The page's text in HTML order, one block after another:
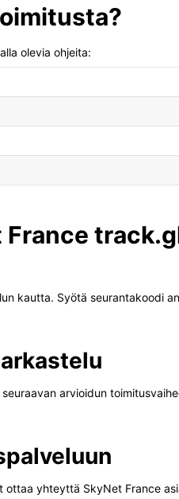
olevia ohjeita:
kautta. Syötä seurantakoodi
arvioidun
yhteyttä SkyNet France